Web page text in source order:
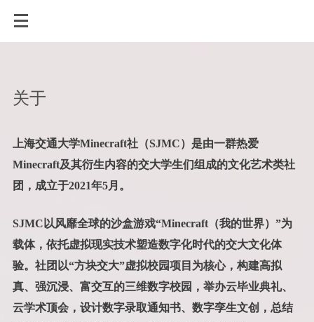
关于
上海交通大学Minecraft社（SJMC）是由一群热爱
Minecraft及其衍生内容的交大学生们组成的文化艺术类社
团，成立于2021年5月。
SJMC以风靡全球的沙盒游戏“Minecraft（我的世界）”为
载体，依托虚拟现实技术塑造数字化时代的交大文化体
验。社团以“方块交大”虚拟校园项目为核心，构建高拟
真、强沉浸、富交互的三维数字校园，举办云毕业典礼、
云学术顶会，设计数字录取通知书、数字孪生文创，总结